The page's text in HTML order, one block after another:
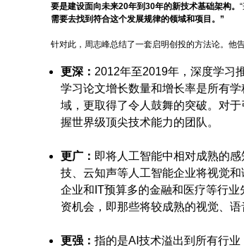
要是建设面向未来20年到30年的新技术基础架构。
需要去找到符合这个发展规律的领域和项目。 ”
针对此，周志峰总结了一套启明创投的方法论。他
更深： 2012年至2019年，深度学习
学习论文增长数量和增长率是所有
域，更取得了令人鼓舞的突破。对
握世界级顶尖技术能力的团队。
更广： 即将人工智能中相对成熟的
技、云知声等人工智能企业将视觉
企业和IT预算多的金融和医疗等行
资机会，即那些将较成熟的视觉、
更强：指的是AI技术溢出到所有行